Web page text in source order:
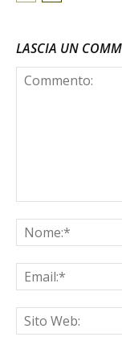
LASCIA UN